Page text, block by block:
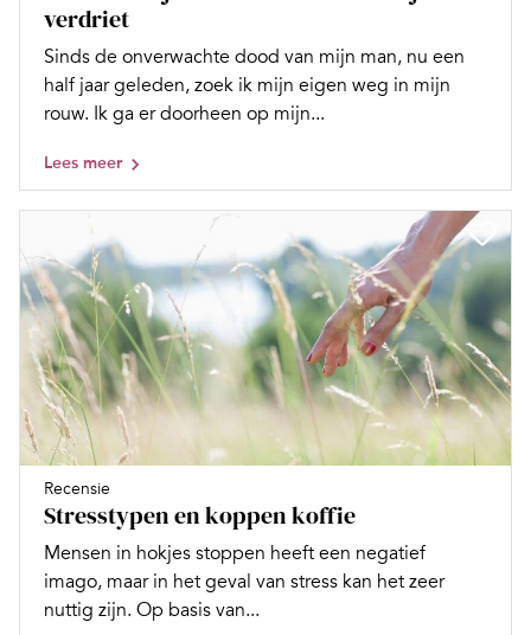
verdriet
Sinds de onverwachte dood van mijn man, nu een
half jaar geleden, zoek ik mijn eigen weg in mijn
rouw. Ik ga er doorheen op mijn...
Lees meer
Recensie
Stresstypen en koppen koffie
Mensen in hokjes stoppen heeft een negatief
imago, maar in het geval van stress kan het zeer
nuttig zijn. Op basis van...